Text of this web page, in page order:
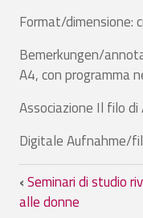
Format/dimensione:
Bemerkungen/
A4, con programma
Associazione Il filo di
Digitale Aufnahme/
Link di
‹Seminari di studio
alle donne